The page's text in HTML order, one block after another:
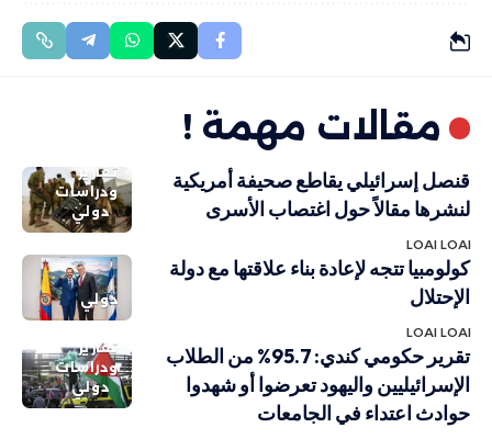
مقالات مهمة !
تقارير
ودراسات
دولي
قنصل إسرائيلي يقاطع صحيفة أمريكية
لنشرها مقالاً حول اغتصاب الأسرى
LOAI LOAI
دولي
كولومبيا تتجه لإعادة بناء علاقتها مع دولة
الإحتلال
LOAI LOAI
تقارير
ودراسات
دولي
تقرير حكومي كندي: 95.7% من الطلاب
الإسرائيليين واليهود تعرضوا أو شهدوا
حوادث اعتداء في الجامعات